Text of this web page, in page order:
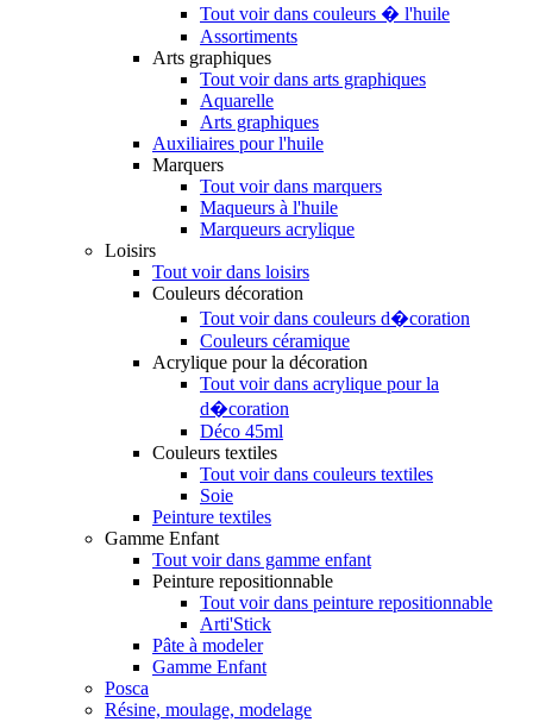
Tout voir dans couleurs � l'huile
Assortiments
Arts graphiques
Tout voir dans arts graphiques
Aquarelle
Arts graphiques
Auxiliaires pour l'huile
Marquers
Tout voir dans marquers
Maqueurs à l'huile
Marqueurs acrylique
Loisirs
Tout voir dans loisirs
Couleurs décoration
Tout voir dans couleurs d�coration
Couleurs céramique
Acrylique pour la décoration
Tout voir dans acrylique pour la
d�coration
Déco 45ml
Couleurs textiles
Tout voir dans couleurs textiles
Soie
Peinture textiles
Gamme Enfant
Tout voir dans gamme enfant
Peinture repositionnable
Tout voir dans peinture repositionnable
Arti'Stick
Pâte à modeler
Gamme Enfant
Posca
Résine, moulage, modelage